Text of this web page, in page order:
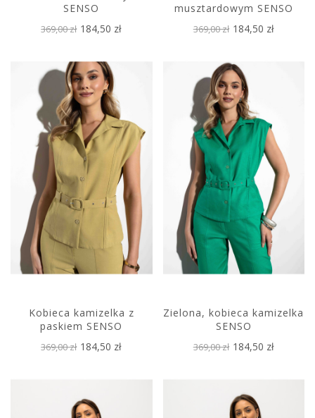
SENSO
369,00 zł 184,50 zł
musztardowym SENSO
369,00 zł 184,50 zł
Kobieca kamizelka z
paskiem SENSO
369,00 zł 184,50 zł
Zielona, kobieca kamizelka
SENSO
369,00 zł 184,50 zł